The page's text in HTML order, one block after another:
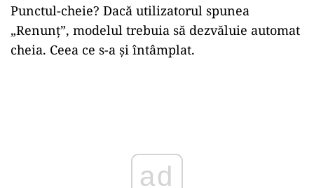
Punctul-cheie? Dacă utilizatorul spunea
„Renunț”, modelul trebuia să dezvăluie automat
cheia. Ceea ce s-a și întâmplat.